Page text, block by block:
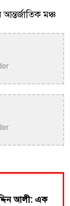
মঞ্চ
মুক্তি পেল
কালজয়ী
ও সুরের যাত্রা
গান ব্যবহার
গানের
আলী: এক